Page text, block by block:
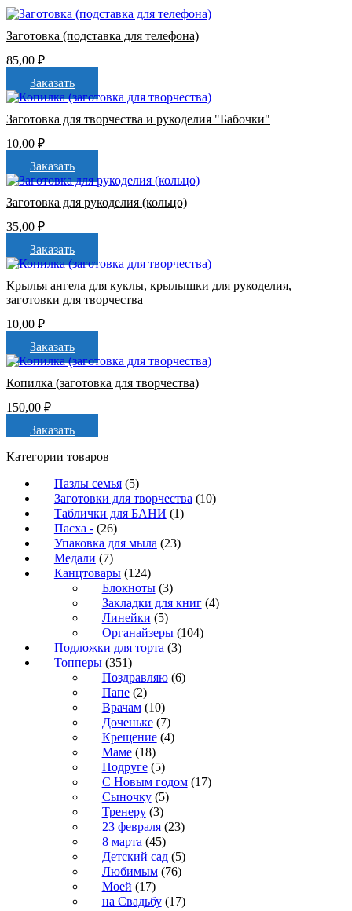
Заготовка (подставка для телефона)
85,00 ₽
Заказать
Заготовка для творчества и рукоделия "Бабочки"
10,00 ₽
Заказать
Заготовка для рукоделия (кольцо)
35,00 ₽
Заказать
Крылья ангела для куклы, крылышки для рукоделия,
заготовки для творчества
10,00 ₽
Заказать
Копилка (заготовка для творчества)
150,00 ₽
Заказать
Категории товаров
Пазлы семья (5)
Заготовки для творчества (10)
Таблички для БАНИ (1)
Пасха - (26)
Упаковка для мыла (23)
Медали (7)
Канцтовары (124)
Блокноты (3)
Закладки для книг (4)
Линейки (5)
Органайзеры (104)
Подложки для торта (3)
Топперы (351)
Поздравляю (6)
Папе (2)
Врачам (10)
Доченьке (7)
Крещение (4)
Маме (18)
Подруге (5)
С Новым годом (17)
Сыночку (5)
Тренеру (3)
23 февраля (23)
8 марта (45)
Детский сад (5)
Любимым (76)
Моей (17)
на Свадьбу (17)